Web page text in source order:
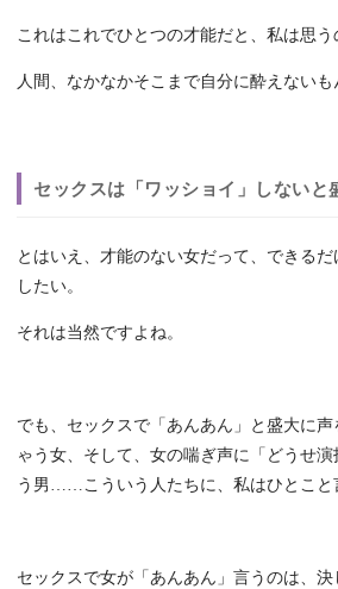
これはこれでひとつの才能だと、私は思う
人間、なかなかそこまで自分に酔えないも
セックスは「ワッショイ」しないと
とはいえ、才能のない女だって、できる
したい。
それは当然ですよね。
でも、セックスで「あんあん」と盛大に
ゃう女、そして、女の喘ぎ声に「どうせ
う男……こういう人たちに、私はひとこと
セックスで女が「あんあん」言うのは、